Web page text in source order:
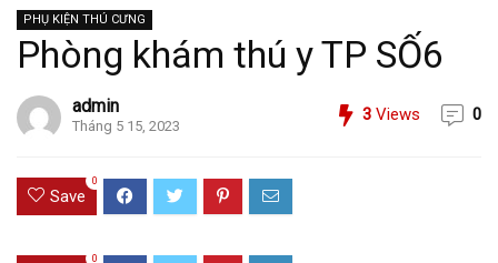
PHỤ KIỆN THÚ CƯNG
Phòng khám thú y TP SỐ6
admin
Tháng 5 15, 2023
3 Views 0
Save
0
0